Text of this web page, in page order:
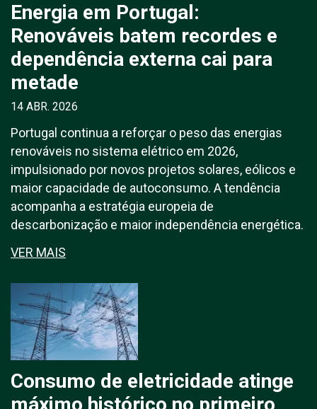
Energia em Portugal:
Renováveis batem recordes e
dependência externa cai para
metade
14 ABR. 2026
Portugal continua a reforçar o peso das energias
renováveis no sistema elétrico em 2026,
impulsionado por novos projetos solares, eólicos e
maior capacidade de autoconsumo. A tendência
acompanha a estratégia europeia de
descarbonização e maior independência energética.
VER MAIS
Consumo de eletricidade atinge